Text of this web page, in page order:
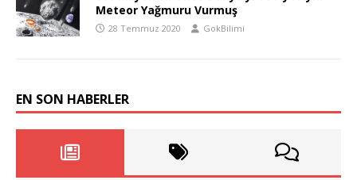
Meteor Yağmuru Vurmuş
28 Temmuz 2020 GokBilimi
EN SON HABERLER